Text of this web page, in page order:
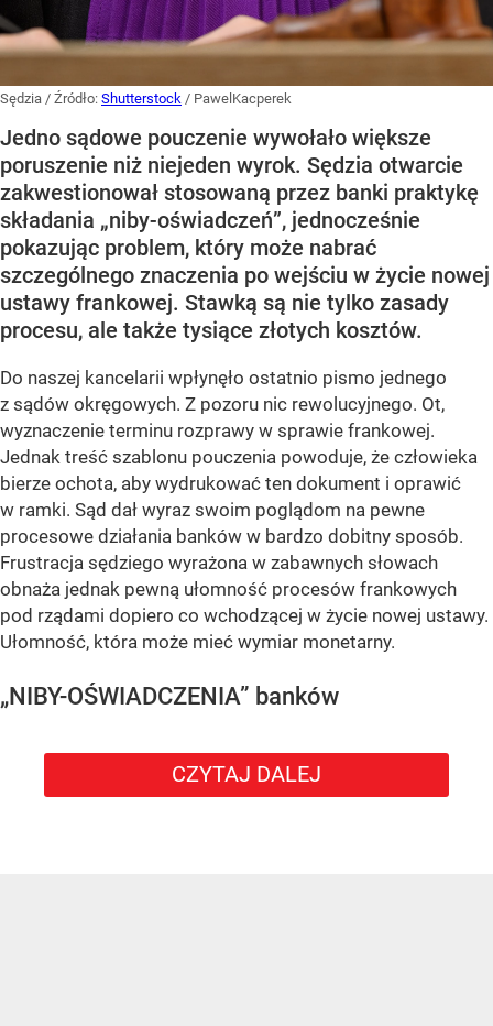
Sędzia / Źródło: Shutterstock / PawelKacperek
Jedno sądowe pouczenie wywołało większe
poruszenie niż niejeden wyrok. Sędzia otwarcie
zakwestionował stosowaną przez banki praktykę
składania „niby-oświadczeń”, jednocześnie
pokazując problem, który może nabrać
szczególnego znaczenia po wejściu w życie nowej
ustawy frankowej. Stawką są nie tylko zasady
procesu, ale także tysiące złotych kosztów.
Do naszej kancelarii wpłynęło ostatnio pismo jednego
z sądów okręgowych. Z pozoru nic rewolucyjnego. Ot,
wyznaczenie terminu rozprawy w sprawie frankowej.
Jednak treść szablonu pouczenia powoduje, że człowieka
bierze ochota, aby wydrukować ten dokument i oprawić
w ramki. Sąd dał wyraz swoim poglądom na pewne
procesowe działania banków w bardzo dobitny sposób.
Frustracja sędziego wyrażona w zabawnych słowach
obnaża jednak pewną ułomność procesów frankowych
pod rządami dopiero co wchodzącej w życie nowej ustawy.
Ułomność, która może mieć wymiar monetarny.
„NIBY-OŚWIADCZENIA” banków
CZYTAJ DALEJ